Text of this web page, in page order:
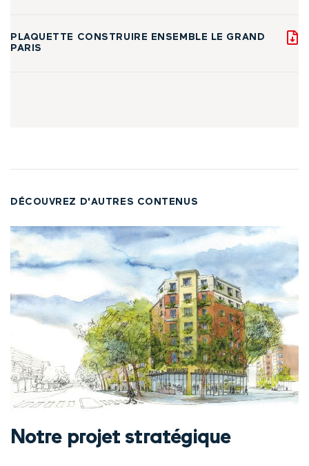
PLAQUETTE CONSTRUIRE ENSEMBLE LE GRAND
PARIS
DÉCOUVREZ D'AUTRES CONTENUS
Notre projet stratégique